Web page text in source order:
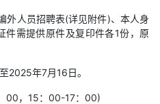
外人员招聘表(详见附件)、本人身
件需提供原件及复印件各1份，原
2025年7月16日。
00，15：00-17：00)